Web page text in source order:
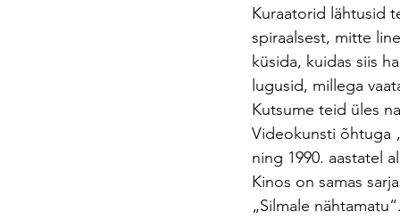
Kuraatorid lähtusid
spiraalsest, mitte
küsida, kuidas siis
lugusid, millega
Kutsume teid üles
Videokunsti õhtuga
ning 1990. aastatel
Kinos on samas
„Silmale nähtamatu“.